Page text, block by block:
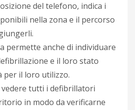
del telefono, indica i
nella zona e il percorso
permette anche di individuare
e il loro stato
per il loro utilizzo.
vedere tutti i defibrillatori
in modo da verificarne